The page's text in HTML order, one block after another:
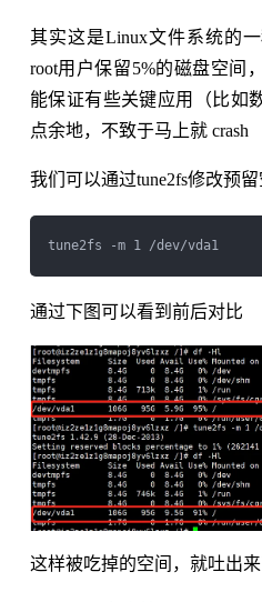
其实这是Linux文件系统的
root用户保留5%的磁盘空间
能保证有些关键应用（比如
点余地，不致于马上就 crash
我们可以通过tune2fs修改预
tune2fs -m 1 /dev/vda1
通过下图可以看到前后对比
这样被吃掉的空间，就吐出来